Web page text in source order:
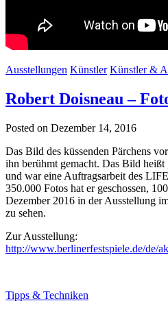
Ausstellungen Künstler Künstler &
Robert Doisneau –
Posted on Dezember 14, 2016
Das Bild des küssenden Pärchens
ihn berühmt gemacht. Das Bild
und war eine Auftragsarbeit des
350.000 Fotos hat er geschossen,
Dezember 2016 in der Ausstellung
zu sehen.
Zur Ausstellung:
http://www.berlinerfestspiele.de/de/
Tipps & Techniken